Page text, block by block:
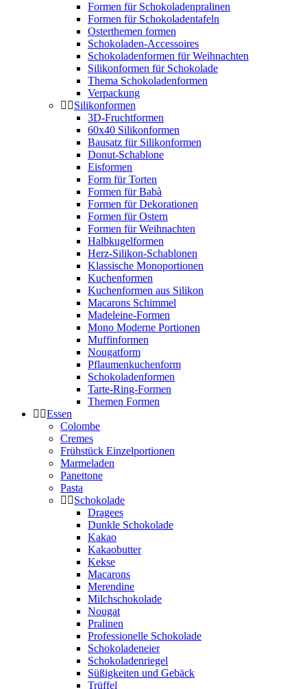
Formen für Schokoladenpralinen
Formen für Schokoladentafeln
Osterthemen formen
Schokoladen-Accessoires
Schokoladenformen für Weihnachten
Silikonformen für Schokolade
Thema Schokoladenformen
Verpackung
Silikonformen
3D-Fruchtformen
60x40 Silikonformen
Bausatz für Silikonformen
Donut-Schablone
Eisformen
Form für Torten
Formen für Babà
Formen für Dekorationen
Formen für Ostern
Formen für Weihnachten
Halbkugelformen
Herz-Silikon-Schablonen
Klassische Monoportionen
Kuchenformen
Kuchenformen aus Silikon
Macarons Schimmel
Madeleine-Formen
Mono Moderne Portionen
Muffinformen
Nougatform
Pflaumenkuchenform
Schokoladenformen
Tarte-Ring-Formen
Themen Formen
Essen
Colombe
Cremes
Frühstück Einzelportionen
Marmeladen
Panettone
Pasta
Schokolade
Dragees
Dunkle Schokolade
Kakao
Kakaobutter
Kekse
Macarons
Merendine
Milchschokolade
Nougat
Pralinen
Professionelle Schokolade
Schokoladeneier
Schokoladenriegel
Süßigkeiten und Gebäck
Trüffel